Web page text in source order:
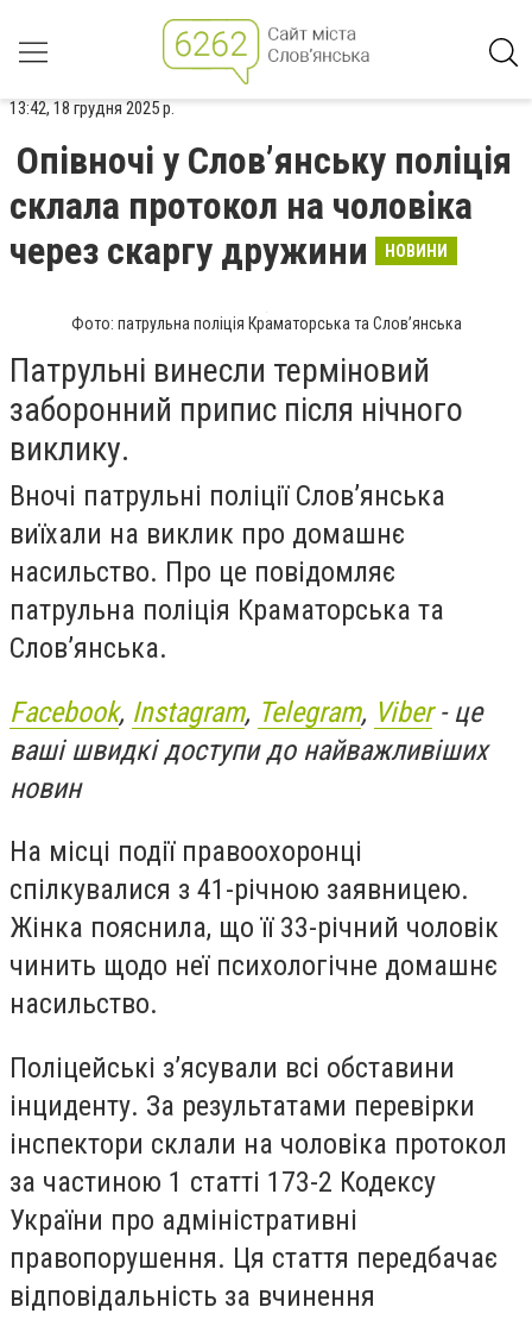
13:42, 18 грудня 2025 р.
Опівночі у Словʼянську поліція
склала протокол на чоловіка
через скаргу дружини
НОВИНИ
Фото: патрульна поліція Краматорська та Словʼянська
Патрульні винесли терміновий
заборонний припис після нічного
виклику.
Вночі патрульні поліції Словʼянська
виїхали на виклик про домашнє
насильство. Про це повідомляє
патрульна поліція Краматорська та
Словʼянська.
Facebook, Instagram, Telegram, Viber- це
ваші швидкі доступи до найважливіших
новин
На місці події правоохоронці
спілкувалися з 41-річною заявницею.
Жінка пояснила, що її 33-річний чоловік
чинить щодо неї психологічне домашнє
насильство.
Поліцейські зʼясували всі обставини
інциденту. За результатами перевірки
інспектори склали на чоловіка протокол
за частиною 1 статті 173-2 Кодексу
України про адміністративні
правопорушення. Ця стаття передбачає
відповідальність за вчинення